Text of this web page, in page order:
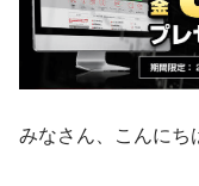
みなさん、こんにち